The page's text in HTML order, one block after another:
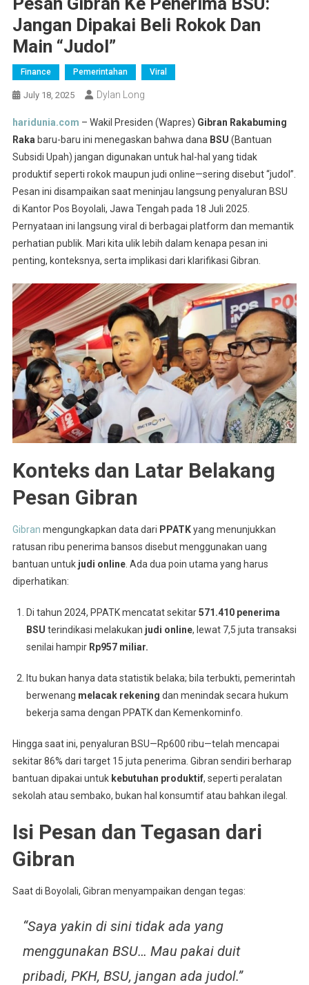
Jangan Dipakai Beli Rokok Dan
Main “Judol”
Finance Pemerintahan Viral
July 18, 2025 Dylan Long
haridunia.com – Wakil Presiden (Wapres) Gibran Rakabuming
Raka baru-baru ini menegaskan bahwa dana BSU (Bantuan
Subsidi Upah) jangan digunakan untuk hal-hal yang tidak
produktif seperti rokok maupun judi online—sering disebut “judol”.
Pesan ini disampaikan saat meninjau langsung penyaluran BSU
di Kantor Pos Boyolali, Jawa Tengah pada 18 Juli 2025
Pernyataan ini langsung viral di berbagai platform dan memantik
perhatian publik. Mari kita ulik lebih dalam kenapa pesan ini
penting, konteksnya, serta implikasi dari klarifikasi Gibran.
Konteks dan Latar Belakang
Pesan Gibran
Gibran mengungkapkan data dari PPATKyang menunjukkan
ratusan ribu penerima bansos disebut menggunakan uang
bantuan untuk judi online. Ada dua poin utama yang harus
diperhatikan:
Di tahun 2024, PPATK mencatat sekitar571.410 penerima
BSU terindikasi melakukan judi online, lewat 7,5 juta transaksi
senilai hampir Rp957 miliar.
Itu bukan hanya data statistik belaka; bila terbukti, pemerintah
berwenang melacak rekening dan menindak secara hukum
bekerja sama dengan PPATK dan Kemenkominfo.
Hingga saat ini, penyaluran BSU—Rp600 ribu—telah mencapai
sekitar 86% dari target 15 juta penerima Gibran sendiri berharap
bantuan dipakai untuk kebutuhan produktif, seperti peralatan
sekolah atau sembako, bukan hal konsumtif atau bahkan ilegal.
Isi Pesan dan Tegasan dari
Gibran
Saat di Boyolali, Gibran menyampaikan dengan tegas:
“Saya yakin di sini tidak ada yang
menggunakan BSU… Mau pakai duit
pribadi, PKH, BSU, jangan ada judol.”